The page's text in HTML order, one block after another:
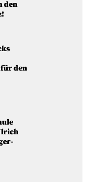
den
den